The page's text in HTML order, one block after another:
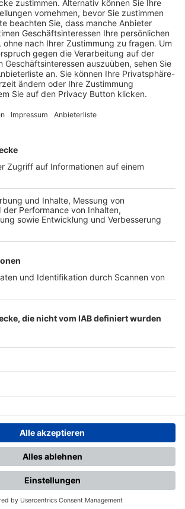
Vereinsmitarbeiter
Datenschutz Impressum